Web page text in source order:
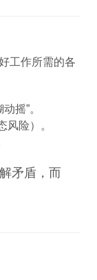
工作所需的各
摇”。
风险）。
矛盾，而